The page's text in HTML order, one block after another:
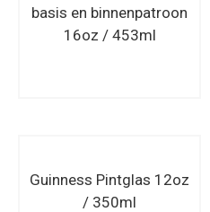
basis en binnenpatroon
16oz / 453ml
Guinness Pintglas 12oz
/ 350ml